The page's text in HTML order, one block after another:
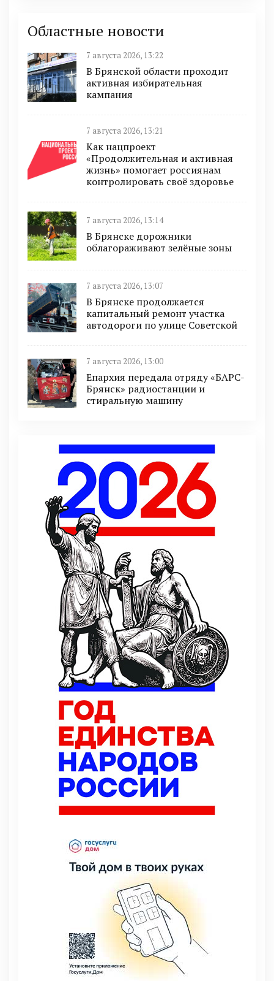
Областные новости
7 августа 2026, 13:22
В Брянской области проходит
активная избирательная
кампания
7 августа 2026, 13:21
Как нацпроект
«Продолжительная и активная
жизнь» помогает россиянам
контролировать своё здоровье
7 августа 2026, 13:14
В Брянске дорожники
облагораживают зелёные зоны
7 августа 2026, 13:07
В Брянске продолжается
капитальный ремонт участка
автодороги по улице Советской
7 августа 2026, 13:00
Епархия передала отряду «БАРС-
Брянск» радиостанции и
стиральную машину